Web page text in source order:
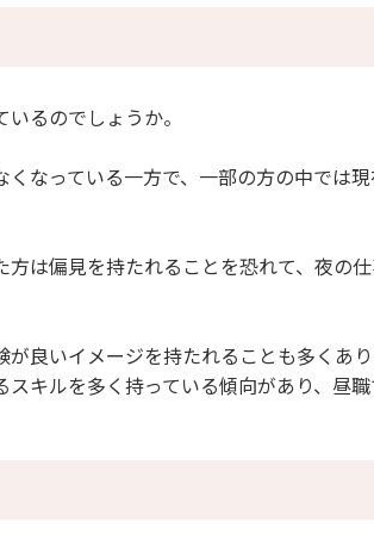
ける
」
るのでしょうか。
なっている一方で、一部の方の中では
は偏見を持たれることを恐れて、夜の
良いイメージを持たれることも多くあり
キルを多く持っている傾向があり、昼